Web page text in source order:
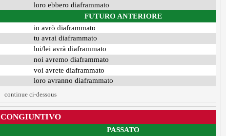
loro ebbero diaframmato
FUTURO ANTERIORE
io avrò diaframmato
tu avrai diaframmato
lui/lei avrà diaframmato
noi avremo diaframmato
voi avrete diaframmato
loro avranno diaframmato
continue ci-dessous
CONGIUNTIVO
PASSATO